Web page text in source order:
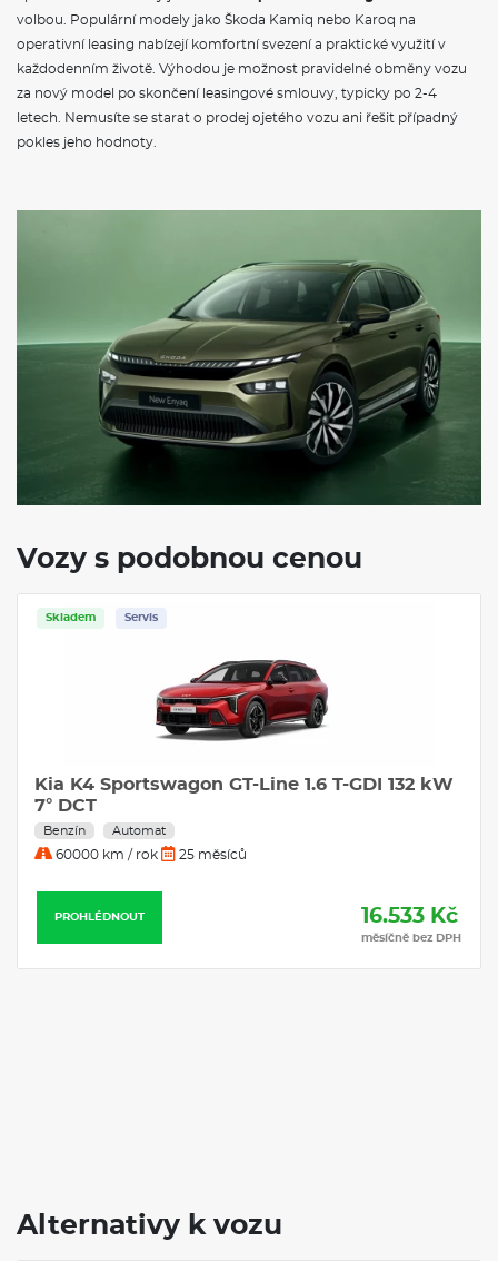
volbou. Populární modely jako Škoda Kamiq nebo Karoq na
operativní leasing nabízejí komfortní svezení a praktické využití v
každodenním životě. Výhodou je možnost pravidelné obměny vozu
za nový model po skončení leasingové smlouvy, typicky po 2-4
letech. Nemusíte se starat o prodej ojetého vozu ani řešit případný
pokles jeho hodnoty.
Vozy s podobnou cenou
1.6 T-GDI 132 kW
16.533 Kč
Hnědý interiér - Aartic
Automat
40000 km / rok 24 měsíců
Alternativy k vozu